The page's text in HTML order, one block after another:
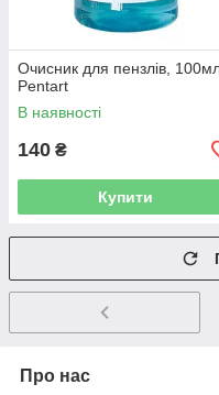
Очисник для пензлів,
Pentart
В наявності
140 ₴
Купити
Про нас